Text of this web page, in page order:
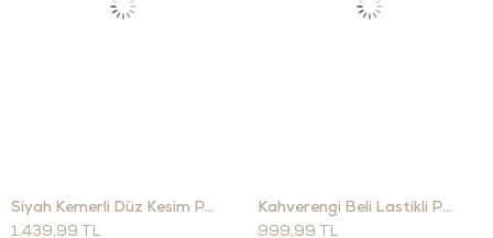
Siyah Kemerli Düz Kesim Pantolon 17764
1.439,99 TL
Kahverengi Beli Lastikli Pantolon 00381
999,99 TL